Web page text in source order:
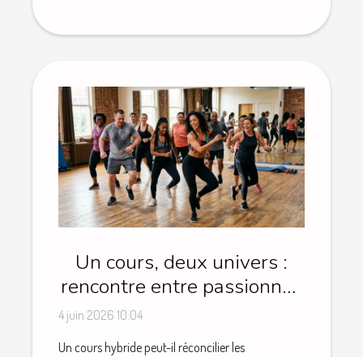
Un cours, deux univers :
rencontre entre passionnés
de danse et novices du
fitness
4 juin 2026 10:04
Un cours hybride peut-il réconcilier les